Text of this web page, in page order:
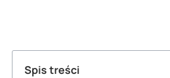
Spis treści